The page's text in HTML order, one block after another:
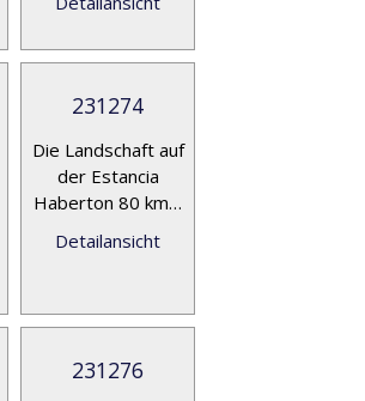
231274
Die Landschaft auf
der Estancia
Haberton 80 km…
Detailansicht
231276